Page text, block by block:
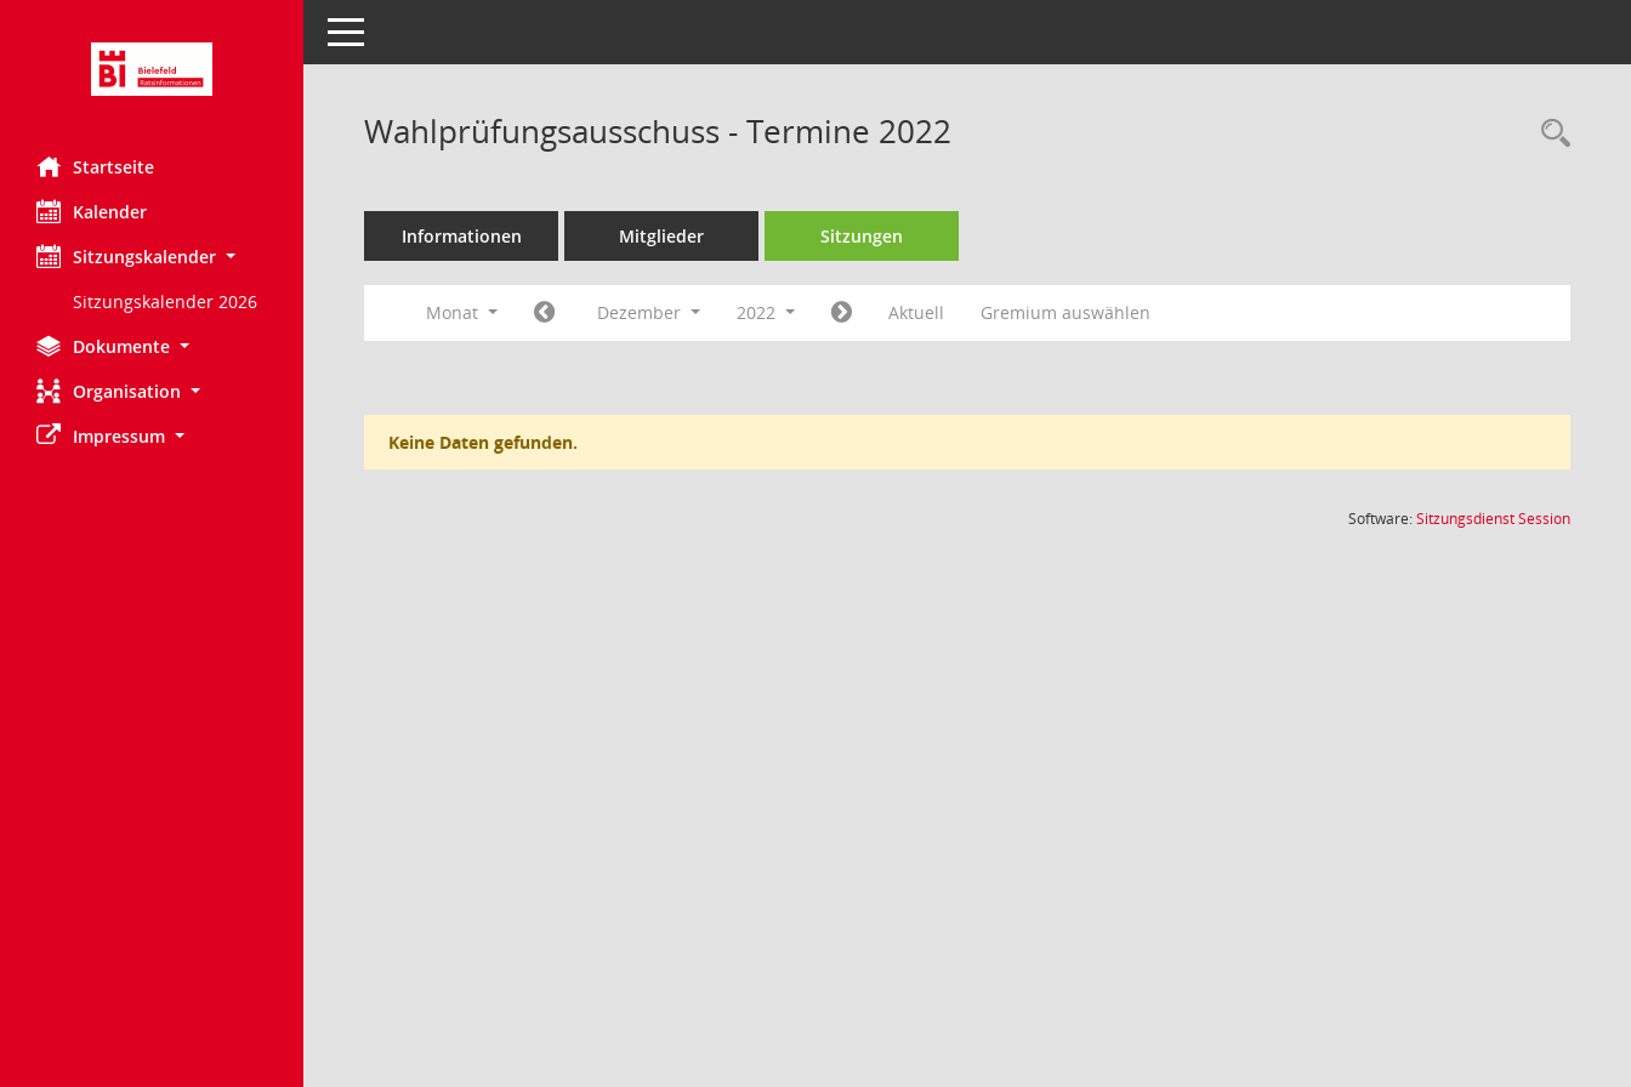
Startseite
Kalender
Sitzungskalender
Sitzungskalender 2026
Dokumente
Organisation
Impressum
Toggle navigation
Wahlprüfungsausschuss - Termine 2022
Informationen Mitglieder Sitzungen
Monat Dezember 2022 Aktuell Gremium auswählen
Keine Daten gefunden.
Software:SitzungsdienstSession(Wird in